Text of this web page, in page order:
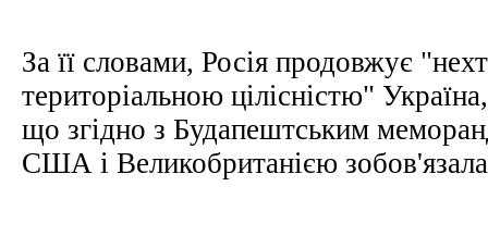
За її словами, Росія продовжує
територіальною цілісністю"
що згідно з Будапештським
США і Великобританією